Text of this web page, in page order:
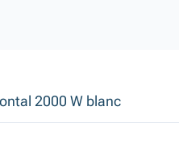
2000 W blanc